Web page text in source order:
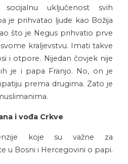
uključenost svih
je prihvatao ljude kao Božija
što je Negus prihvatio prve
kraljevstvu. Imati takve
i otpore. Nijedan čovjek nije
je i papa Franjo. No, on je
prema drugima. Zato je
i vođa Crkve
koje su važne za
u Bosni i Hercegovini o papi.